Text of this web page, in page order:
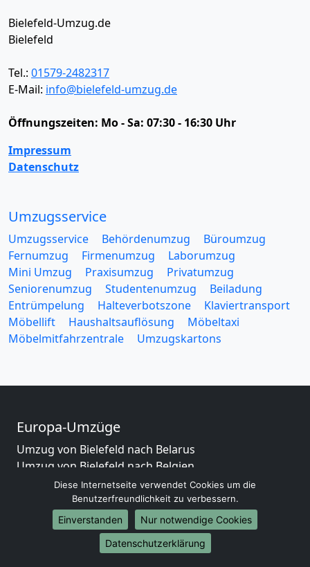
Bielefeld-Umzug.de
Bielefeld
Tel.: 01579-2482317
E-Mail: info@bielefeld-umzug.de
Öffnungszeiten: Mo - Sa: 07:30 - 16:30 Uhr
Impressum
Datenschutz
Umzugsservice
Umzugsservice Behördenumzug
Büroumzug
Fernumzug
Firmenumzug
Laborumzug
Mini Umzug
Praxisumzug
Privatumzug
Seniorenumzug
Studentenumzug
Beiladung
Entrümpelung
Halteverbotszone
Klaviertransport
Möbellift
Haushaltsauflösung
Möbeltaxi
Möbelmitfahrzentrale
Umzugskartons
Europa-Umzüge
Umzug von Bielefeld nach Belarus
Umzug von Bielefeld nach Belgien
Umzug von Bielefeld nach Bulgarien
Umzug von Bielefeld nach Dänemark
Umzug von Bielefeld nach England
Umzug von Bielefeld nach Portugal
Umzug von Bielefeld nach Bosnien
Diese Internetseite verwendet Cookies um die
Benutzerfreundlichkeit zu verbessern.
Einverstanden
Nur notwendige Cookies
Datenschutzerklärung